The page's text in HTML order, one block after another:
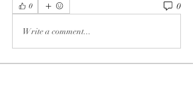
0 0
Write a comment...